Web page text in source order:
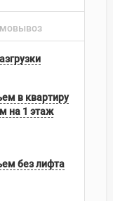
в квартиру
на 1 этаж
без лифта